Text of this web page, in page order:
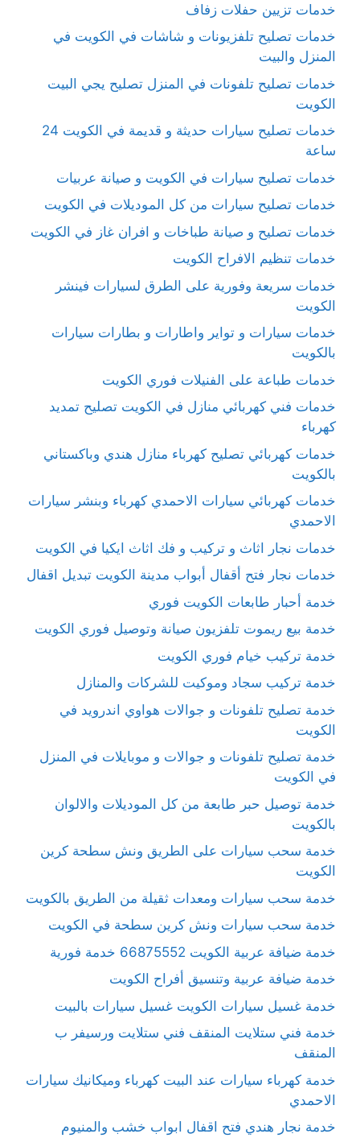
خدمات تزيين حفلات زفاف
خدمات تصليح تلفزيونات و شاشات في الكويت في
المنزل والبيت
خدمات تصليح تلفونات في المنزل تصليح يجي البيت
الكويت
خدمات تصليح سيارات حديثة و قديمة في الكويت 24
ساعة
خدمات تصليح سيارات في الكويت و صيانة عربيات
خدمات تصليح سيارات من كل الموديلات في الكويت
خدمات تصليح و صيانة طباخات و افران غاز في الكويت
خدمات تنظيم الافراح الكويت
خدمات سريعة وفورية على الطرق لسيارات فينشر
الكويت
خدمات سيارات و تواير واطارات و بطارات سيارات
بالكويت
خدمات طباعة على الفنيلات فوري الكويت
خدمات فني كهربائي منازل في الكويت تصليح تمديد
كهرباء
خدمات كهربائي تصليح كهرباء منازل هندي وباكستاني
بالكويت
خدمات كهربائي سيارات الاحمدي كهرباء وبنشر سيارات
الاحمدي
خدمات نجار اثاث و تركيب و فك اثاث ايكيا في الكويت
خدمات نجار فتح أقفال أبواب مدينة الكويت تبديل اقفال
خدمة أحبار طابعات الكويت فوري
خدمة بيع ريموت تلفزيون صيانة وتوصيل فوري الكويت
خدمة تركيب خيام فوري الكويت
خدمة تركيب سجاد وموكيت للشركات والمنازل
خدمة تصليح تلفونات و جوالات هواوي اندرويد في
الكويت
خدمة تصليح تلفونات و جوالات و موبايلات في المنزل
في الكويت
خدمة توصيل حبر طابعة من كل الموديلات والالوان
بالكويت
خدمة سحب سيارات على الطريق ونش سطحة كرين
الكويت
خدمة سحب سيارات ومعدات ثقيلة من الطريق بالكويت
خدمة سحب سيارات ونش كرين سطحة في الكويت
خدمة ضيافة عربية الكويت 66875552 خدمة فورية
خدمة ضيافة عربية وتنسيق أفراح الكويت
خدمة غسيل سيارات الكويت غسيل سيارات بالبيت
خدمة فني ستلايت المنقف فني ستلايت ورسيفر ب
المنقف
خدمة كهرباء سيارات عند البيت كهرباء وميكانيك سيارات
الاحمدي
خدمة نجار هندي فتح اقفال ابواب خشب والمنيوم